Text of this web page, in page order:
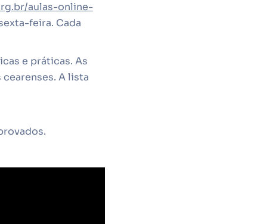
aulas-online-
feira. Cada
e práticas. As
A lista